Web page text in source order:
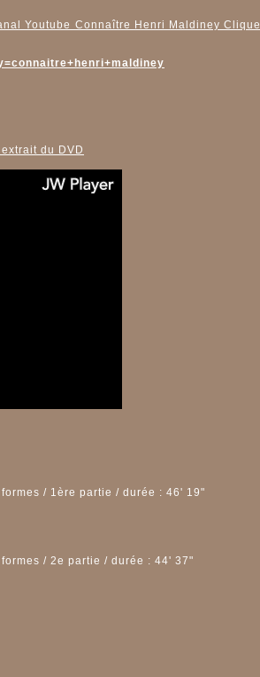
Youtube Connaître Henri Maldiney
du DVD
/ 1ère partie / durée : 46' 19"
/ 2e partie / durée : 44' 37"